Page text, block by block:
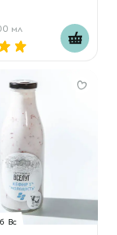
мл
Вс